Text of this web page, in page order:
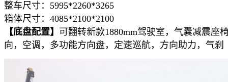
整车尺寸：5995*2260*3265
箱体尺寸：4085*2100*2100
【底盘配置】 可翻转新款1880mm驾驶室，气囊减震座
向，空调，多功能方向盘，定速巡航，方向助力，气